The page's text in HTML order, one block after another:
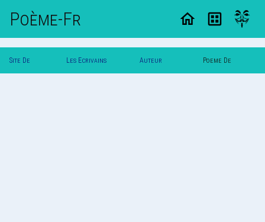
Poème-Fr
Site De Les Ecrivains Auteur Poeme De